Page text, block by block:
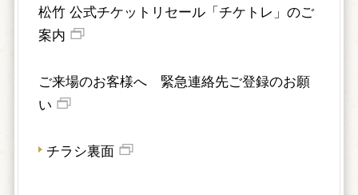
松竹 公式チケットリセール「チケトレ」のご
案内
ご来場のお客様へ 緊急連絡先ご登録のお願
い
チラシ裏面